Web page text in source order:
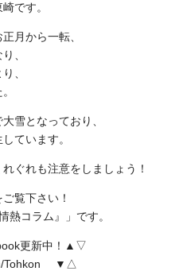
です。
月から一転、
、
、
雪となっており、
ています。
ぐれも注意をしましょう！
覧下さい！
熱コラム』」です。
更新中！▲▽
Tohkon ▼△